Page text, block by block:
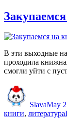
В эти выходные
проходила
смогли уйти с
SlavaMay
книги, литература